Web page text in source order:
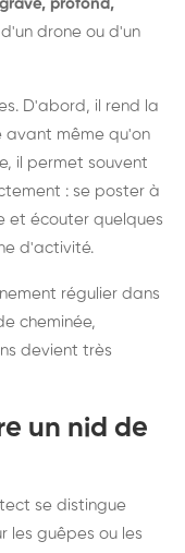
grave, profond,
drone ou d'un
D'abord, il rend la
avant même qu'on
il permet souvent
: se poster à
et écouter quelques
d'activité.
régulier dans
cheminée,
devient très
un nid de
se distingue
les guêpes ou les